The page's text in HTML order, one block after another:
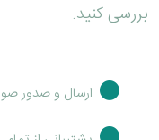
بررسی کنید.
ارسال و صدور